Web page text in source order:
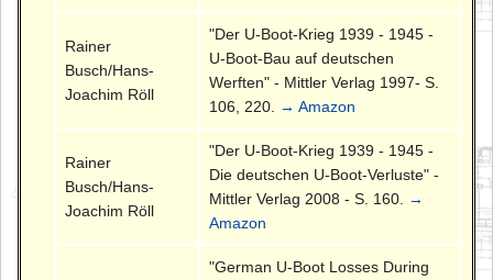
Rainer
Busch/Hans-
Joachim Röll
"Der U-Boot-Krieg 1939 - 1945 -
U-Boot-Bau auf deutschen
Werften" - Mittler Verlag 1997- S.
106, 220.
→ Amazon
Rainer
Busch/Hans-
Joachim Röll
"Der U-Boot-Krieg 1939 - 1945 -
Die deutschen U-Boot-Verluste" -
Mittler Verlag 2008 - S. 160.
→
Amazon
"German U-Boot Losses During